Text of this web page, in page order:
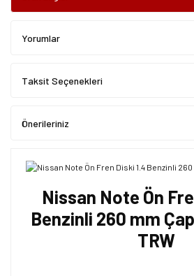
Yorumlar
Taksit Seçenekleri
Önerileriniz
Nissan Note Ön
Benzinli 260 mm
TRW